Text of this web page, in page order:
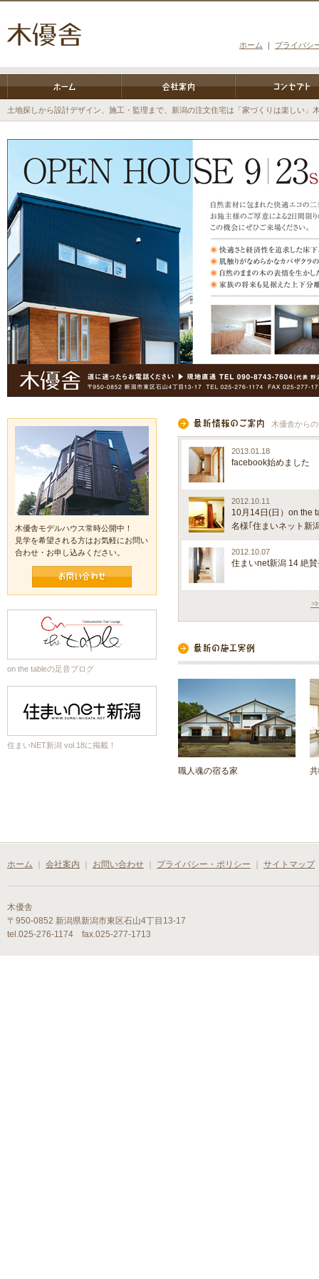
ホーム ｜ プライバシ
土地探しから設計デザイン、施工・監理まで、新潟の注文住宅は「家づくりは楽しい」
木優舎モデルハウス常時公開中！
見学を希望される方はお気軽にお問い
合わせ・お申し込みください。
on the tableの足音ブログ
住まいNET新潟 vol.18に掲載！
木優舎から
2013.01.18
facebook始めました
2012.10.11
10月14日(日）on the
名様｢住まいネット
2012.10.07
住まいnet新潟 14 絶
⇒
職人魂の宿る家
ホーム 会社案内 お問い合わせ プライバシー・ポリシー サイトマップ
木優舎
〒950-0852 新潟県新潟市東区石山4丁目13-17
tel.025-276-1174 fax.025-277-1713